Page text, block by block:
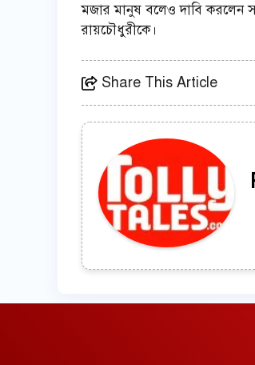
মজার মানুষ বলেও দাবি করলেন
রায়চৌধুরীকে।
Share This Article